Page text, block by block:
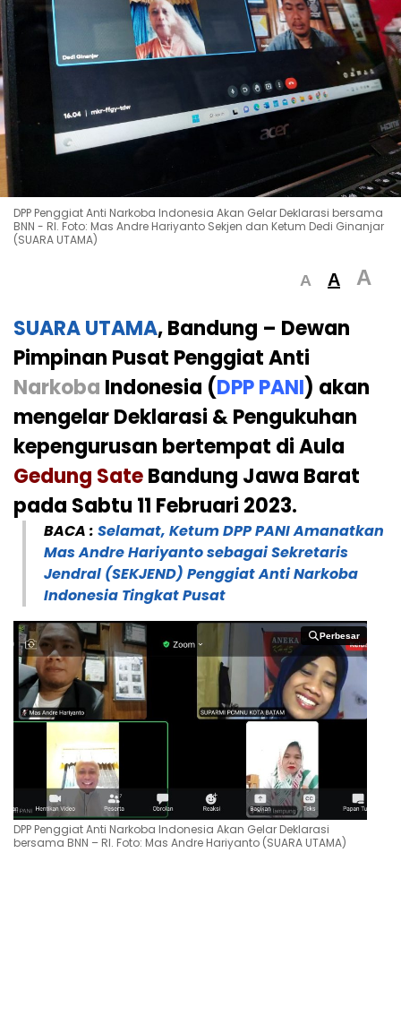
DPP Penggiat Anti Narkoba Indonesia Akan Gelar Deklarasi bersama
BNN - RI. Foto: Mas Andre Hariyanto Sekjen dan Ketum Dedi Ginanjar
(SUARA UTAMA)
A A A
SUARA UTAMA, Bandung – Dewan
Pimpinan Pusat Penggiat Anti
Narkoba Indonesia (DPP PANI) akan
mengelar Deklarasi & Pengukuhan
kepengurusan bertempat di Aula
Gedung SateBandung Jawa Barat
pada Sabtu 11 Februari 2023.
BACA : Selamat, Ketum DPP PANI Amanatkan
Mas Andre Hariyanto sebagai Sekretaris
Jendral (SEKJEND) Penggiat Anti Narkoba
Indonesia Tingkat Pusat
Perbesar
Perbesar
DPP Penggiat Anti Narkoba Indonesia Akan Gelar Deklarasi
bersama BNN – RI. Foto: Mas Andre Hariyanto (SUARA UTAMA)